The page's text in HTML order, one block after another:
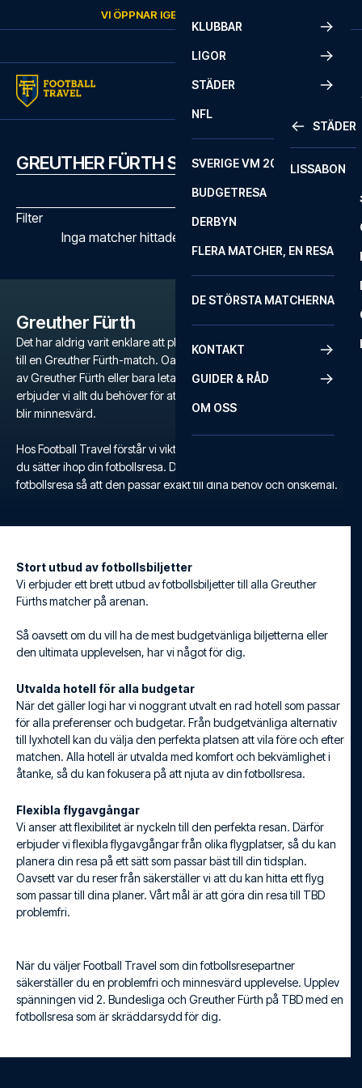
VI ÖPPNAR IGEN
KLUBBAR
LIGOR
STÄDER
STÄDER
LISSABON
NFL
SVERIGE VM 2026
BUDGETRESA
DERBYN
FLERA MATCHER, EN RESA
DE STÖRSTA MATCHERNA
KONTAKT
GUIDER & RÅD
OM OSS
GREUTHER FÜRTH SPELSCHEMA
Filter
Inga matcher hittades med de valda filtren
Greuther Fürth
Det har aldrig varit enklare att planera en oförglömlig fotbollsresa
till en Greuther Fürth-match. Oavsett om du är en dedikerad fan
av Greuther Fürth eller bara letar efter en unik fotbollsupplevelse,
erbjuder vi allt du behöver för att säkerställa att din fotbollsresa
blir minnesvärd.
Hos Football Travel förstår vi vikten av flexibilitet och komfort när
du sätter ihop din fotbollsresa. Därför kan du skräddarsy din egen
fotbollsresa så att den passar exakt till dina behov och önskemål.
Stort utbud av fotbollsbiljetter
Vi erbjuder ett brett utbud av fotbollsbiljetter till alla Greuther
Fürths matcher på arenan.
Så oavsett om du vill ha de mest budgetvänliga biljetterna eller
den ultimata upplevelsen, har vi något för dig.
Utvalda hotell för alla budgetar
När det gäller logi har vi noggrant utvalt en rad hotell som passar
för alla preferenser och budgetar. Från budgetvänliga alternativ
till lyxhotell kan du välja den perfekta platsen att vila före och efter
matchen. Alla hotell är utvalda med komfort och bekvämlighet i
åtanke, så du kan fokusera på att njuta av din fotbollsresa.
Flexibla flygavgångar
Vi anser att flexibilitet är nyckeln till den perfekta resan. Därför
erbjuder vi flexibla flygavgångar från olika flygplatser, så du kan
planera din resa på ett sätt som passar bäst till din tidsplan.
Oavsett var du reser från säkerställer vi att du kan hitta ett flyg
som passar till dina planer. Vårt mål är att göra din resa till TBD
problemfri.
När du väljer Football Travel som din fotbollsresepartner
säkerställer du en problemfri och minnesvärd upplevelse. Upplev
spänningen vid 2. Bundesliga och Greuther Fürth på TBD med en
fotbollsresa som är skräddarsydd för dig.